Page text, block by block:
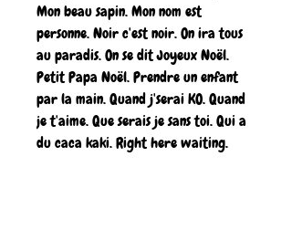
Mon beau sapin. Mon nom est
personne. Noir c'est noir. On ira tous
au paradis. On se dit Joyeux Noël.
Petit Papa Noël. Prendre un enfant
par la main. Quand j'serai KO. Quand
je t'aime. Que serais je sans toi. Qui a
du caca kaki. Right here waiting.